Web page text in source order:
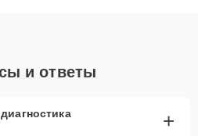
и ответы
+